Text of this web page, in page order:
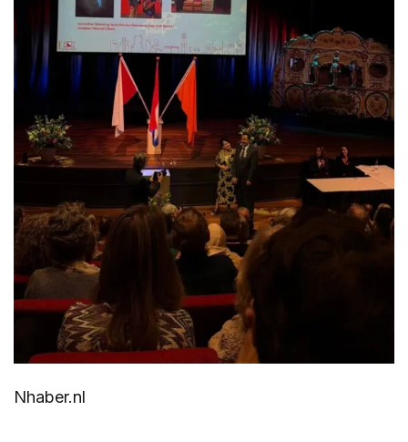
Nhaber.nl